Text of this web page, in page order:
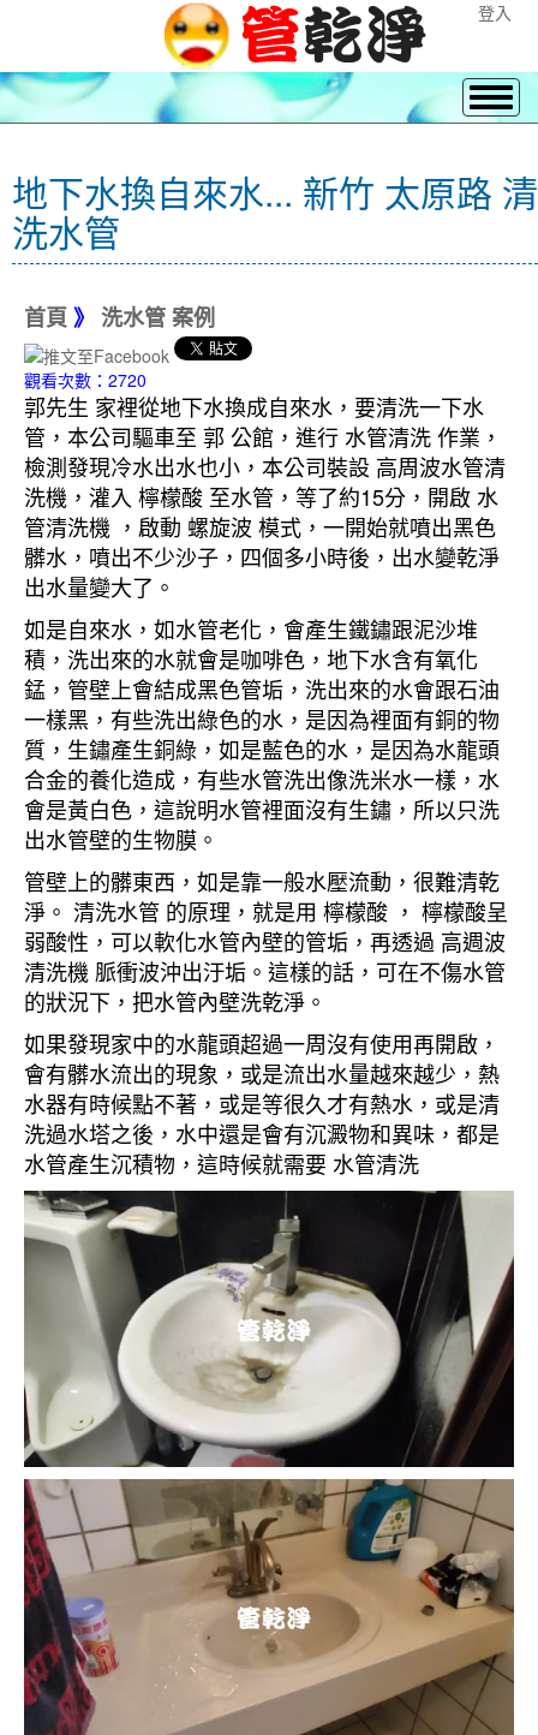
登入
地下水換自來水... 新竹 太原路 清
洗水管
首頁 》 洗水管 案例
觀看次數：2720
郭先生 家裡從地下水換成自來水，要清洗一下水
管，本公司驅車至 郭 公館，進行 水管清洗 作業，
檢測發現冷水出水也小，本公司裝設 高周波水管清
洗機，灌入 檸檬酸 至水管，等了約15分，開啟 水
管清洗機 ，啟動 螺旋波 模式，一開始就噴出黑色
髒水，噴出不少沙子，四個多小時後，出水變乾淨
出水量變大了。
如是自來水，如水管老化，會產生鐵鏽跟泥沙堆
積，洗出來的水就會是咖啡色，地下水含有氧化
錳，管壁上會結成黑色管垢，洗出來的水會跟石油
一樣黑，有些洗出綠色的水，是因為裡面有銅的物
質，生鏽產生銅綠，如是藍色的水，是因為水龍頭
合金的養化造成，有些水管洗出像洗米水一樣，水
會是黃白色，這說明水管裡面沒有生鏽，所以只洗
出水管壁的生物膜。
管壁上的髒東西，如是靠一般水壓流動，很難清乾
淨。 清洗水管 的原理，就是用 檸檬酸 ， 檸檬酸呈
弱酸性，可以軟化水管內壁的管垢，再透過 高週波
清洗機 脈衝波沖出汙垢。這樣的話，可在不傷水管
的狀況下，把水管內壁洗乾淨。
如果發現家中的水龍頭超過一周沒有使用再開啟，
會有髒水流出的現象，或是流出水量越來越少，熱
水器有時候點不著，或是等很久才有熱水，或是清
洗過水塔之後，水中還是會有沉澱物和異味，都是
水管產生沉積物，這時候就需要 水管清洗